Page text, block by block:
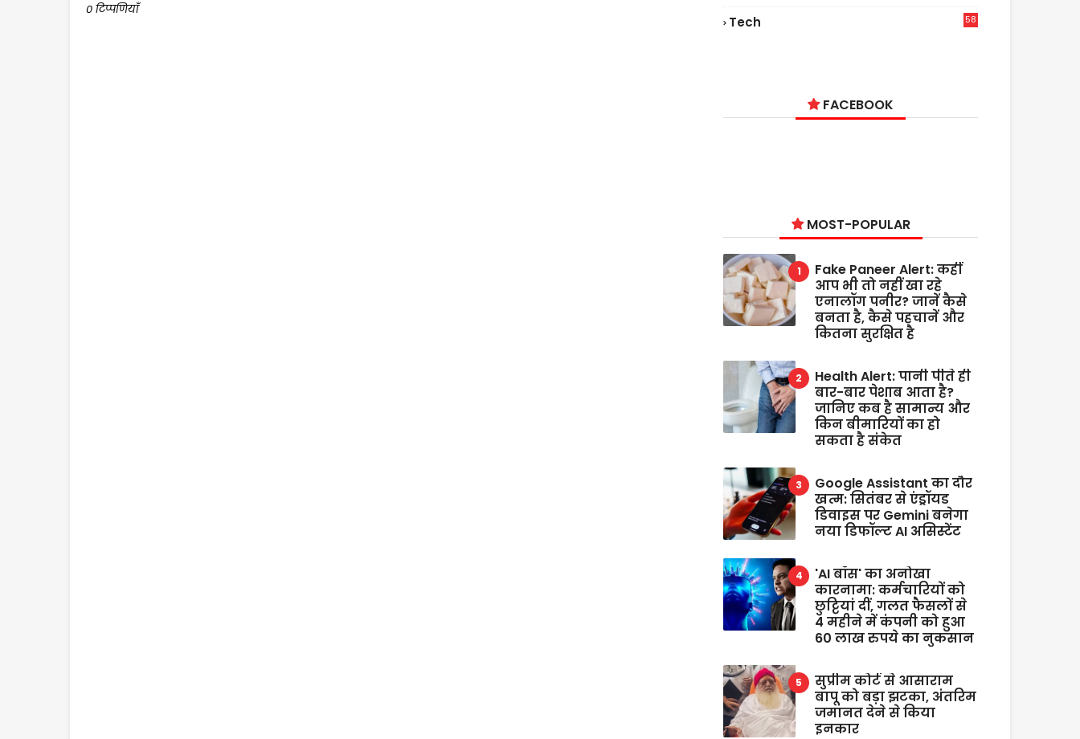
0 टिप्पणियाँ
Tech
58
FACEBOOK
MOST-POPULAR
Fake Paneer Alert: कहीं
आप भी तो नहीं खा रहे
एनालॉग पनीर? जानें कैसे
बनता है, कैसे पहचानें और
कितना सुरक्षित है
Health Alert: पानी पीते ही
बार-बार पेशाब आता है?
जानिए कब है सामान्य और
किन बीमारियों का हो
सकता है संकेत
Google Assistant का दौर
खत्म: सितंबर से एंड्रॉयड
डिवाइस पर Gemini बनेगा
नया डिफॉल्ट AI असिस्टेंट
'AI बॉस' का अनोखा
कारनामा: कर्मचारियों को
छुट्टियां दीं, गलत फैसलों से
4 महीने में कंपनी को हुआ
60 लाख रुपये का नुकसान
सुप्रीम कोर्ट से आसाराम
बापू को बड़ा झटका, अंतरिम
जमानत देने से किया
इनकार